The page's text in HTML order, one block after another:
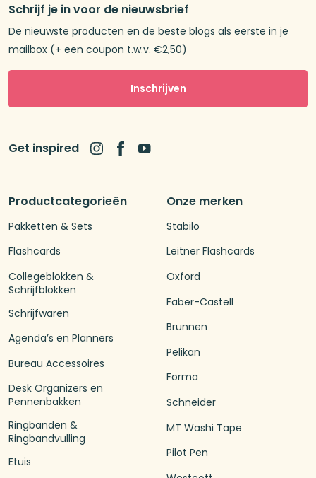
Productcategorieën
Pakketten & Sets
Flashcards
Collegeblokken &
Schrijfblokken
Schrijfwaren
Agenda’s en Planners
Bureau Accessoires
Desk Organizers en
Pennenbakken
Ringbanden &
Ringbandvulling
Etuis
Onze merken
Stabilo
Leitner Flashcards
Oxford
Faber-Castell
Brunnen
Pelikan
Forma
Schneider
MT Washi Tape
Pilot Pen
Schrijf je in voor de nieuwsbrief
De nieuwste producten en de beste blogs als eerste in je
mailbox (+ een coupon t.w.v. €2,50)
Inschrijven
Get inspired